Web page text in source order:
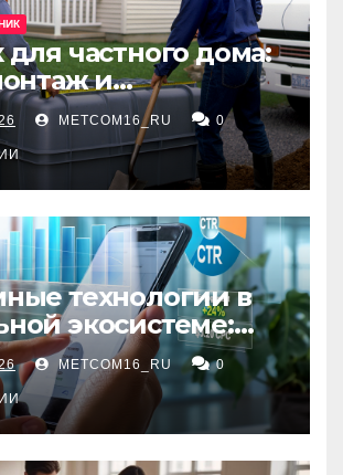
частного дома:
и
автономной
METCOM16_RU 0
технологии в
экосистеме:
сервисы и
работы
METCOM16_RU 0